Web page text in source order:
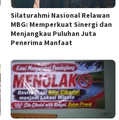
Silaturahmi Nasional Relawan
MBG: Memperkuat Sinergi dan
Menjangkau Puluhan Juta
Penerima Manfaat